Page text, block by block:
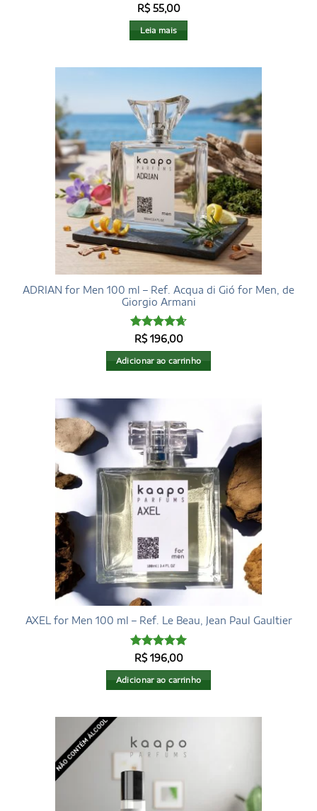
Avaliação
4.68de 5
R$55,00
Leia mais
ADRIAN for Men 100 ml – Ref. Acqua di Gió for Men, de
Giorgio Armani
Avaliação
4.68de 5
R$196,00
Adicionar ao carrinho
AXEL for Men 100 ml – Ref. Le Beau, Jean Paul Gaultier
Avaliação5
de 5
R$196,00
Adicionar ao carrinho